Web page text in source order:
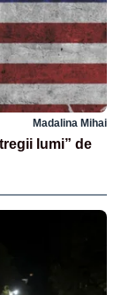
Madalina Mihai
lumi” de